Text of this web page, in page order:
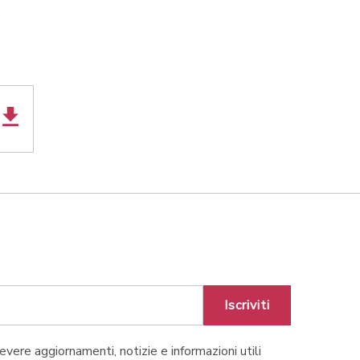
Iscriviti
aggiornamenti, notizie e informazioni utili